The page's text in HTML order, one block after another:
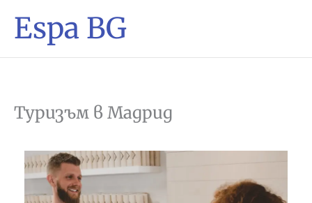
Espa BG
Туризъм в Мадрид